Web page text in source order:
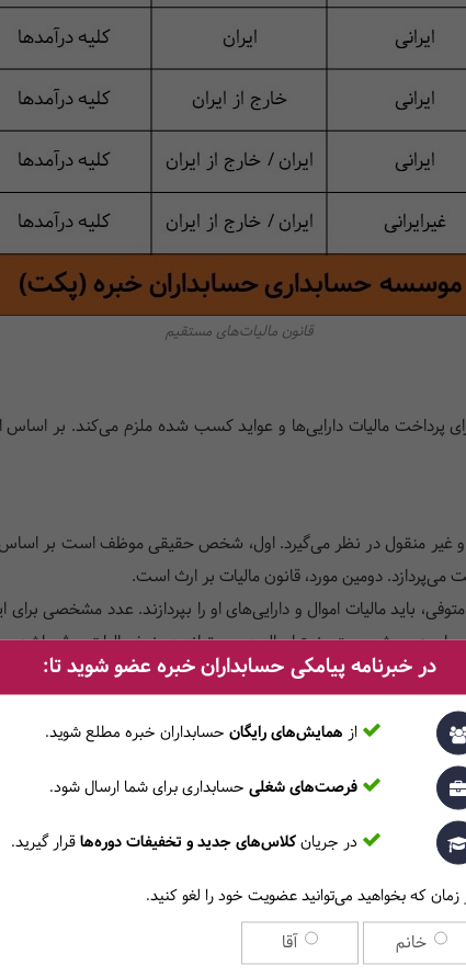
قانون مالیات‌های مستقیم
پرداخت مالیات دارایی‌ها و عواید کسب شده ملزم می‌کند. بر اساس
و غیر منقول در نظر می‌گیرد. اول، شخص حقیقی موظف است بر اساس
می‌پردازد. دومین مورد، قانون مالیات بر ارث است.
باید مالیات اموال و دارایی‌های او را بپردازند. عدد مشخصی
می‌شود. حتی نوع اموال هم می‌تواند در نرخ مالیات موثر باشد.
افراد حقیقی، حقوقی و شرکت‌های تجاری باید متناسب با درآمد
زیر است:
وابسته به آن است که شما دریافتی از اجاره خانه، مغازه، دفتر و
هم وجود دارد. اگر شما اثبات کنید که تنها درآمد شما از
مالیات، مالیات بر درآمد کشاورزی است اما هنوز این قانون
و پرورش زنبور عسل معاف از پرداخت مالیات است.
در خبرنامه پیامکی حسابداران خبره عضو شوید تا:
از همایش‌های رایگان حسابداران خبره مطلع ‎شوید.
فرصت‌های شغلی حسابداری برای شما ارسال شود.
در جریانکلاس‌های جدید و تخفیفات دوره‌هاقرار گیرید.
که بخواهید می‌توانید عضویت خود را لغو کنید.
خانم آقا